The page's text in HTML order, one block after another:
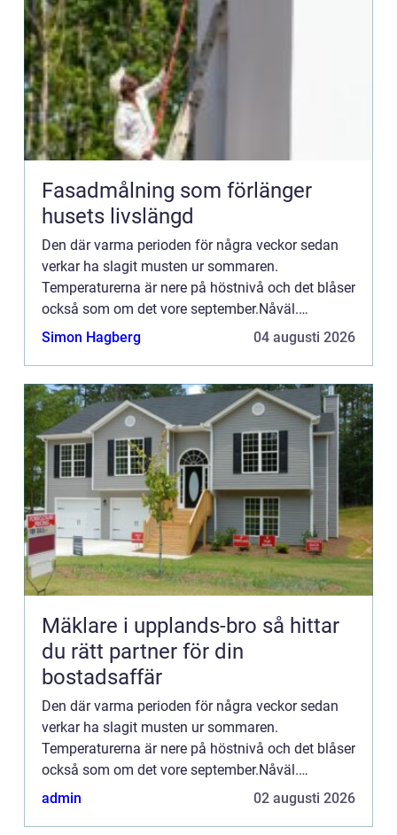
Fasadmålning som förlänger
husets livslängd
Den där varma perioden för några veckor sedan
verkar ha slagit musten ur sommaren.
Temperaturerna är nere på höstnivå och det blåser
också som om det vore september.Nåväl.
Vändningen k...
Simon Hagberg 04 augusti 2026
Mäklare i upplands-bro så hittar
du rätt partner för din
bostadsaffär
Den där varma perioden för några veckor sedan
verkar ha slagit musten ur sommaren.
Temperaturerna är nere på höstnivå och det blåser
också som om det vore september.Nåväl.
Vändningen k...
admin 02 augusti 2026